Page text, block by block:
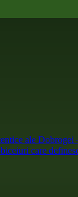
ale
care